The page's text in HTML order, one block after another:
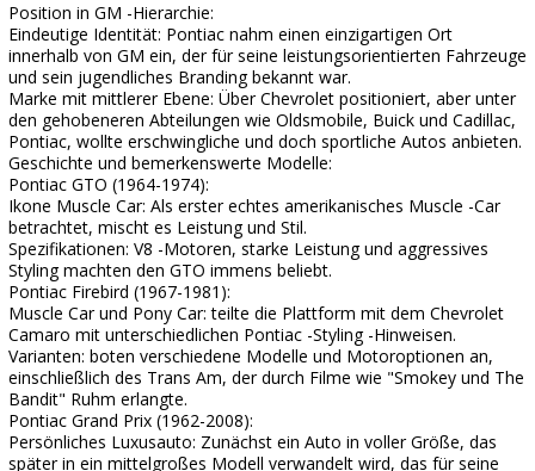
Position in GM -Hierarchie:
Eindeutige Identität: Pontiac nahm einen einzigartigen Ort
innerhalb von GM ein, der für seine leistungsorientierten Fahrzeuge
und sein jugendliches Branding bekannt war.
Marke mit mittlerer Ebene: Über Chevrolet positioniert, aber unter
den gehobeneren Abteilungen wie Oldsmobile, Buick und Cadillac,
Pontiac, wollte erschwingliche und doch sportliche Autos anbieten.
Geschichte und bemerkenswerte Modelle:
Pontiac GTO (1964-1974):
Ikone Muscle Car: Als erster echtes amerikanisches Muscle -Car
betrachtet, mischt es Leistung und Stil.
Spezifikationen: V8 -Motoren, starke Leistung und aggressives
Styling machten den GTO immens beliebt.
Pontiac Firebird (1967-1981):
Muscle Car und Pony Car: teilte die Plattform mit dem Chevrolet
Camaro mit unterschiedlichen Pontiac -Styling -Hinweisen.
Varianten: boten verschiedene Modelle und Motoroptionen an,
einschließlich des Trans Am, der durch Filme wie "Smokey und The
Bandit" Ruhm erlangte.
Pontiac Grand Prix (1962-2008):
Persönliches Luxusauto: Zunächst ein Auto in voller Größe, das
später in ein mittelgroßes Modell verwandelt wird, das für seine